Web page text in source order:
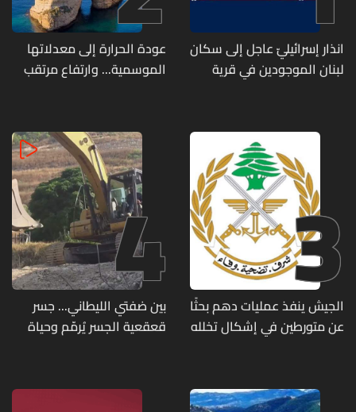
انذار إسرائيليّ عاجل إلى سكان
لبنان الموجودين في قرية
عودة الحرارة إلى معدلاتها
الموسمية... وارتفاع مرتقب
3
الجيش ينفذ عمليات دهم بحثًا
عن متورطين في إشكال تخلله
مزروعة بالماريجوانا
4
بين ضفتي الليطاني... جسر
قعقعية الجسر يُرمّم وحياة